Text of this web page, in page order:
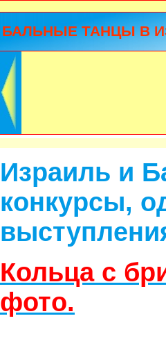
БАЛЬНЫЕ ТАНЦЫ В
Израиль и
конкурсы,
Кольца с
фото.